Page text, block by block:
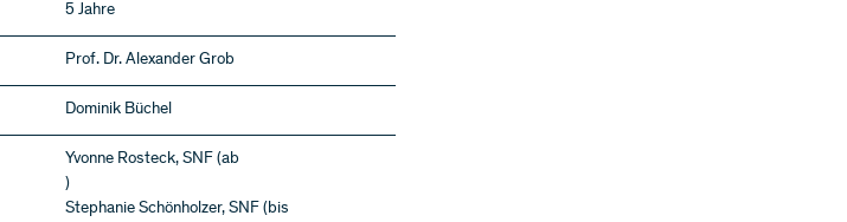
5 Jahre
Prof. Dr. Alexander Grob
Dominik Büchel
Yvonne Rosteck, SNF (ab
)
Stephanie Schönholzer, SNF (bis